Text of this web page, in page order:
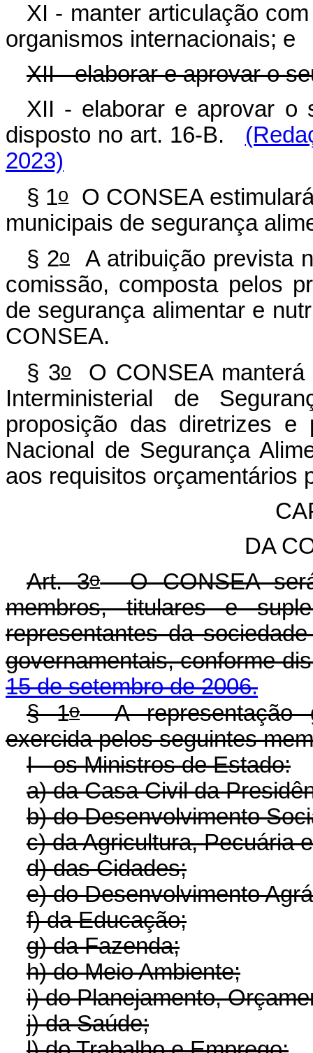
XI - manter articulação
organismos internacionais; e
XII - elaborar e aprovar o
XII - elaborar e aprovar o
disposto no art. 16-B.
2023)
§ 1oO CONSEA
municipais de segurança
§ 2o
A atribuição prevista
comissão, composta pelos
de segurança alimentar e
CONSEA.
§ 3oO CONSEA manterá
Interministerial de
proposição das diretrizes
Nacional de Segurança
aos requisitos orçamentários
DA
Art. 3oO CONSEA será
membros, titulares e
representantes da
governamentais, conforme
15 de setembro de 2006.
§ 1oA representação
exercida pelos seguintes
I - os Ministros de Estado:
a) da Casa Civil da
b) do Desenvolvimento
c) da Agricultura, Pecuária
d) das Cidades;
e) do Desenvolvimento
f) da Educação;
g) da Fazenda;
h) do Meio Ambiente;
i) do Planejamento,
j) da Saúde;